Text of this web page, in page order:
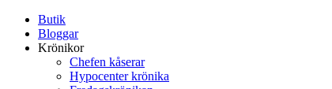
Butik
Bloggar
Krönikor
Chefen kåserar
Hypocenter krönika